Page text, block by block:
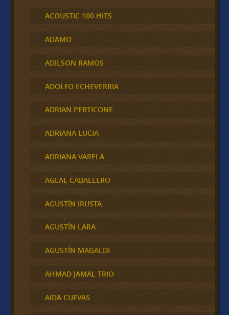
ACOUSTIC 100 HITS
ADAMO
ADILSON RAMOS
ADOLFO ECHEVERRIA
ADRIAN PERTICONE
ADRIANA LUCIA
ADRIANA VARELA
AGLAE CABALLERO
AGUSTÍN IRUSTA
AGUSTÍN LARA
AGUSTÍN MAGALDI
AHMAD JAMAL TRIO
AIDA CUEVAS